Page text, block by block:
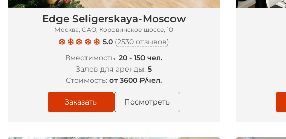
Edge Seligerskaya-Moscow
Москва, САО, Коровинское шоссе, 10
5.0 (2530 отзывов)
Вместимость:20 - 150 чел.
Залов для аренды:5
Стоимость:от 3600 ₽/чел.
Заказать Посмотреть